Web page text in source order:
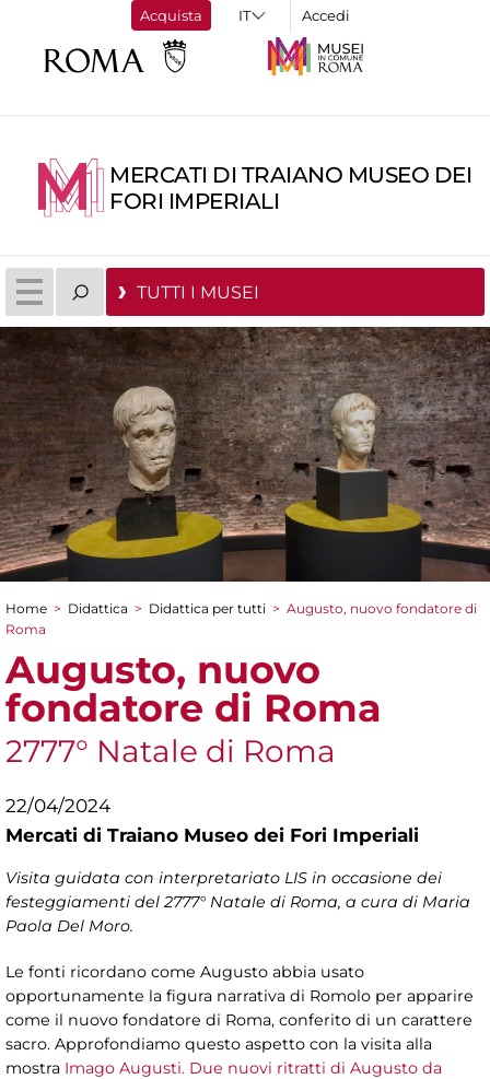
Acquista Accedi
MERCATI DI TRAIANO MUSEO DEI
FORI IMPERIALI
TUTTI I MUSEI
Tu sei qui
Home > Didattica > Didattica per tutti > Augusto, nuovo fondatore di
Roma
Augusto, nuovo
fondatore di Roma
2777° Natale di Roma
22/04/2024
Mercati di Traiano Museo dei Fori Imperiali
Visita guidata con interpretariato LIS in occasione dei
festeggiamenti del 2777° Natale di Roma, a cura di Maria
Paola Del Moro.
Le fonti ricordano come Augusto abbia usato
opportunamente la figura narrativa di Romolo per apparire
come il nuovo fondatore di Roma, conferito di un carattere
sacro. Approfondiamo questo aspetto con la visita alla
mostra Imago Augusti. Due nuovi ritratti di Augusto da